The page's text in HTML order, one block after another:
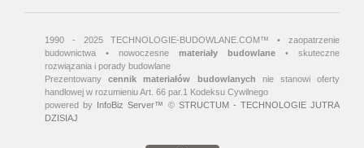
1990 - 2025 TECHNOLOGIE-BUDOWLANE.COM™ • zaopatrzenie
budownictwa • nowoczesne materiały budowlane • skuteczne
rozwiązania i porady budowlane
Prezentowanycennik materiałów budowlanych nie stanowi oferty
handlowej w rozumieniu Art. 66 par.1 Kodeksu Cywilnego
powered by InfoBiz Server™ © STRUCTUM - TECHNOLOGIE JUTRA
DZISIAJ